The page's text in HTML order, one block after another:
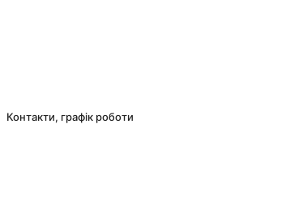
Контакти, графік роботи